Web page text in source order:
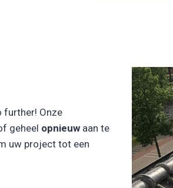
further! Onze
geheel opnieuw aan te
uw project tot een